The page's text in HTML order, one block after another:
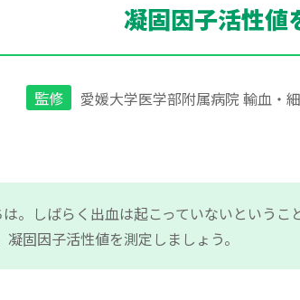
凝固因子活性値
監修 愛媛大学医学部附属病院 輸血・
。しばらく出血は起こっていないという
凝固因子活性値を測定しましょう。